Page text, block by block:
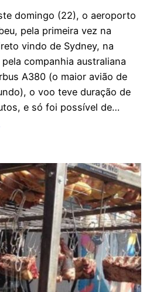
domingo (22), o aeroporto
pela primeira vez na
vindo de Sydney, na
companhia australiana
A380 (o maior avião de
o voo teve duração de
e só foi possível de…